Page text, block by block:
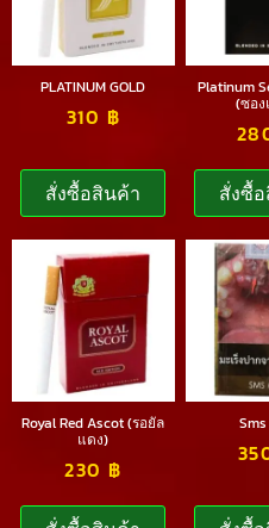
PLATINUM GOLD
310 ฿
สั่งซื้อสินค้า
Platinum
(ซอ
สั่งซื้
Royal Red Ascot (รอยัล
แดง)
230 ฿